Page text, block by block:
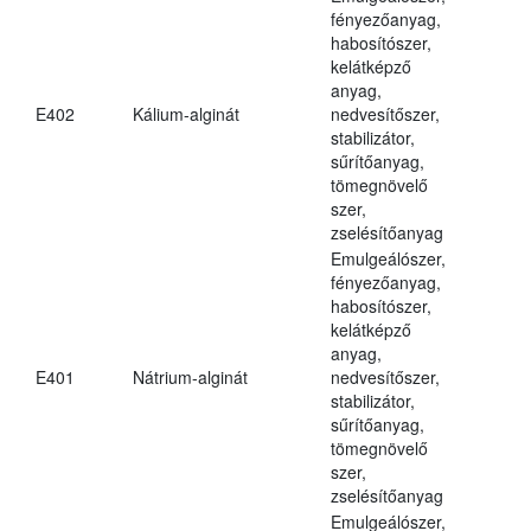
E402 Kálium-alginát
fényezőanyag,
habosítószer,
kelátképző
anyag,
nedvesítőszer,
stabilizátor,
sűrítőanyag,
tömegnövelő
szer,
zselésítőanyag
E401 Nátrium-alginát
Emulgeálószer,
fényezőanyag,
habosítószer,
kelátképző
anyag,
nedvesítőszer,
stabilizátor,
sűrítőanyag,
tömegnövelő
szer,
zselésítőanyag
Emulgeálószer,